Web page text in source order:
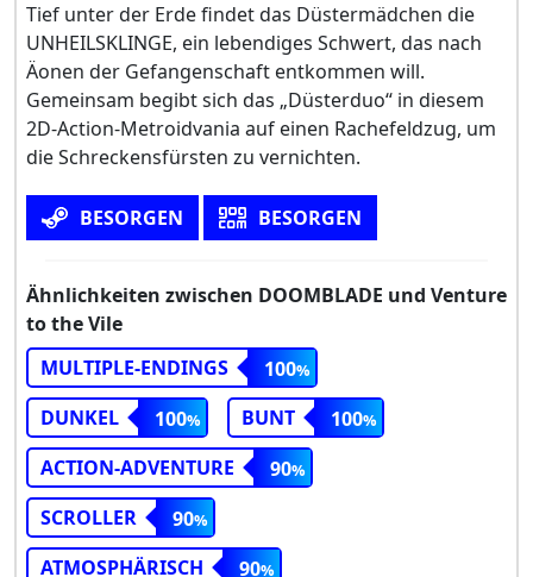
Tief unter der Erde findet das Düstermädchen die
UNHEILSKLINGE, ein lebendiges Schwert, das nach
Äonen der Gefangenschaft entkommen will.
Gemeinsam begibt sich das „Düsterduo“ in diesem
2D-Action-Metroidvania auf einen Rachefeldzug, um
die Schreckensfürsten zu vernichten.
BESORGEN BESORGEN
Ähnlichkeiten zwischen DOOMBLADE und Venture
to the Vile
MULTIPLE-ENDINGS
100
DUNKEL
100 BUNT
100
ACTION-ADVENTURE
90
SCROLLER
90
ATMOSPHÄRISCH
90